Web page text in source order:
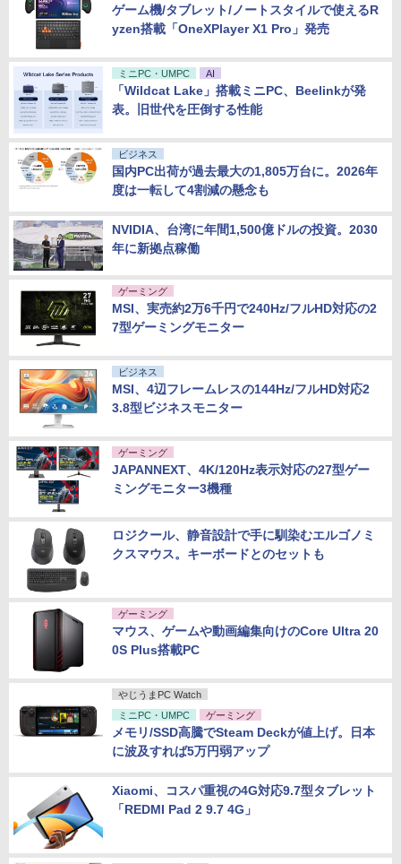
ゲーム機/タブレット/ノートスタイルで使えるR
yzen搭載「OneXPlayer X1 Pro」発売
ミニPC・UMPC AI
「Wildcat Lake」搭載ミニPC、Beelinkが発
表。旧世代を圧倒する性能
ビジネス
国内PC出荷が過去最大の1,805万台に。2026年
度は一転して4割減の懸念も
NVIDIA、台湾に年間1,500億ドルの投資。2030
年に新拠点稼働
ゲーミング
MSI、実売約2万6千円で240Hz/フルHD対応の2
7型ゲーミングモニター
ビジネス
MSI、4辺フレームレスの144Hz/フルHD対応2
3.8型ビジネスモニター
ゲーミング
JAPANNEXT、4K/120Hz表示対応の27型ゲー
ミングモニター3機種
ロジクール、静音設計で手に馴染むエルゴノミ
クスマウス。キーボードとのセットも
ゲーミング
マウス、ゲームや動画編集向けのCore Ultra 20
0S Plus搭載PC
やじうまPC Watch
ミニPC・UMPC
ゲーミング
メモリ/SSD高騰でSteam Deckが値上げ。日本
に波及すれば5万円弱アップ
Xiaomi、コスパ重視の4G対応9.7型タブレット
「REDMI Pad 2 9.7 4G」